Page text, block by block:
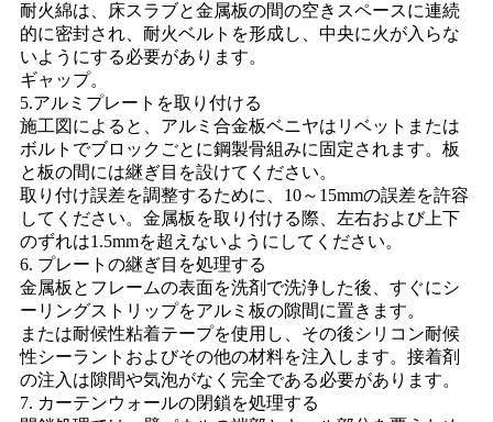
耐火綿は、床スラブと金属板の間の空きスペースに連続
的に密封され、耐火ベルトを形成し、中央に火が入らな
いようにする必要があります。
ギャップ。
5.アルミプレートを取り付ける
施工図によると、アルミ合金板ベニヤはリベットまたは
ボルトでブロックごとに鋼製骨組みに固定されます。板
と板の間には継ぎ目を設けてください。
取り付け誤差を調整するために、10～15mmの誤差を許容
してください。金属板を取り付ける際、左右および上下
のずれは1.5mmを超えないようにしてください。
6. プレートの継ぎ目を処理する
金属板とフレームの表面を洗剤で洗浄した後、すぐにシ
ーリングストリップをアルミ板の隙間に置きます。
または耐候性粘着テープを使用し、その後シリコン耐候
性シーラントおよびその他の材料を注入します。接着剤
の注入は隙間や気泡がなく完全である必要があります。
7. カーテンウォールの閉鎖を処理する